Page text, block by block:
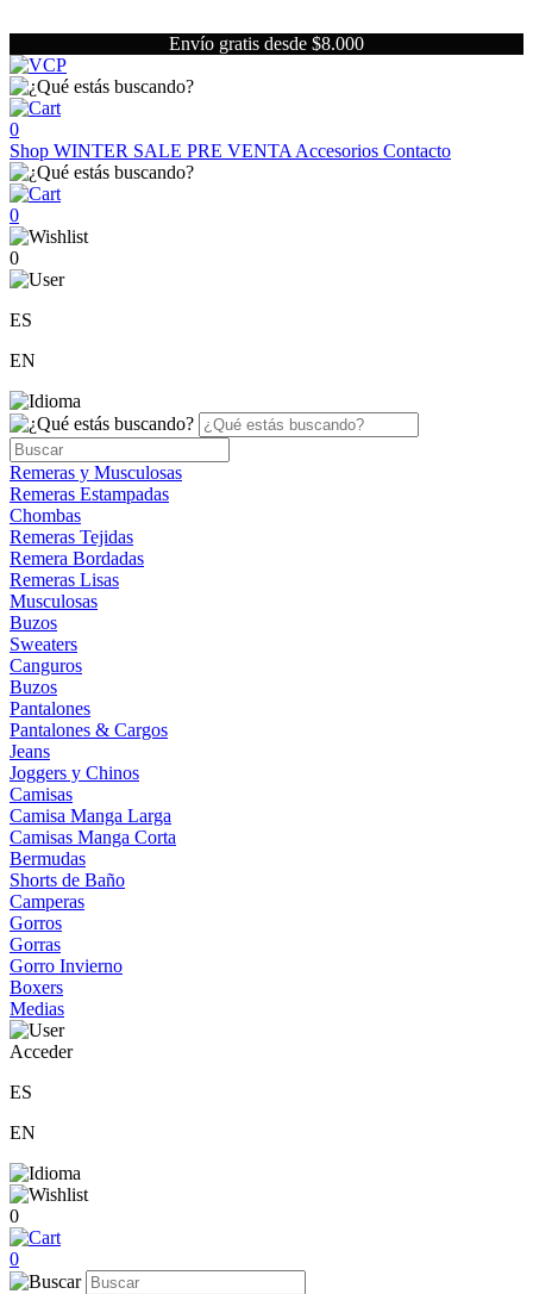
Envío gratis desde $8.000
0
Shop WINTER SALE PRE VENTA Accesorios Contacto
0
0
ES
EN
Remeras y Musculosas
Remeras Estampadas
Chombas
Remeras Tejidas
Remera Bordadas
Remeras Lisas
Musculosas
Buzos
Sweaters
Canguros
Buzos
Pantalones
Pantalones & Cargos
Jeans
Joggers y Chinos
Camisas
Camisa Manga Larga
Camisas Manga Corta
Bermudas
Shorts de Baño
Camperas
Gorros
Gorras
Gorro Invierno
Boxers
Medias
Acceder
ES
EN
0
0